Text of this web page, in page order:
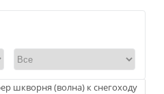
шкворня (волна) к снегоходу